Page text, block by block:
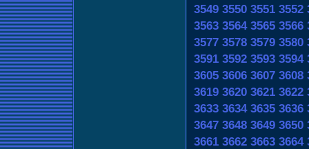
3549 3550 3551 3552
3563 3564 3565 3566
3577 3578 3579 3580
3591 3592 3593 3594
3605 3606 3607 3608
3619 3620 3621 3622
3633 3634 3635 3636
3647 3648 3649 3650
3661 3662 3663 3664